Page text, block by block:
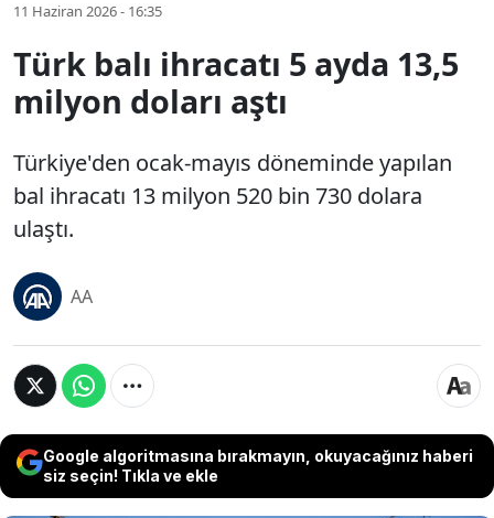
11 Haziran 2026 - 16:35
Türk balı ihracatı 5 ayda 13,5
milyon doları aştı
Türkiye'den ocak-mayıs döneminde yapılan
bal ihracatı 13 milyon 520 bin 730 dolara
ulaştı.
AA
Google algoritmasına bırakmayın, okuyacağınız haberi
siz seçin! Tıkla ve ekle